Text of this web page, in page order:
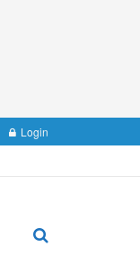
Login